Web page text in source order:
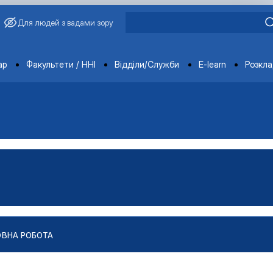
Для людей з вадами зору
Факультети / ННІ Відділи/Служби E-learn
та консультуван…
робота та консультуван…
РОБОТА